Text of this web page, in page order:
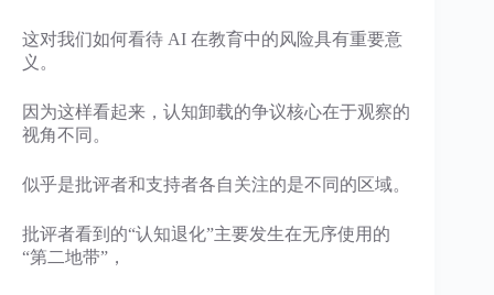
这对我们如何看待 AI 在教育中的风险具有重要意
义。
因为这样看起来，认知卸载的争议核心在于观察的
视角不同。
似乎是批评者和支持者各自关注的是不同的区域。
批评者看到的“认知退化”主要发生在无序使用的
“第二地带”，